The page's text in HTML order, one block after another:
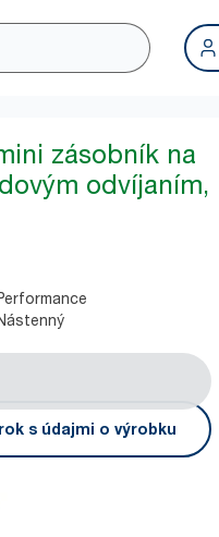
zásobník na
odvíjaním,
s údajmi o výrobku